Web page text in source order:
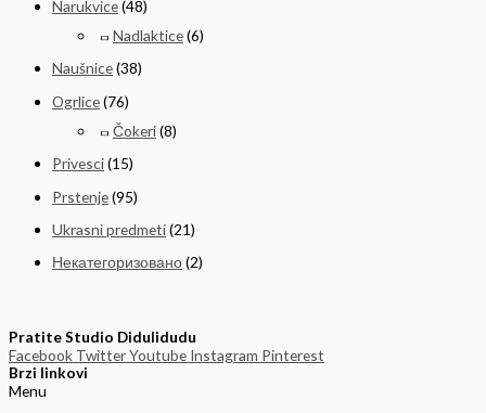
Narukvice(48)
Nadlaktice(6)
Naušnice(38)
Ogrlice(76)
Čokeri(8)
Privesci(15)
Prstenje(95)
Ukrasni predmeti(21)
Некатегоризовано(2)
Pratite Studio Didulidudu
Facebook TwitterYoutube Instagram Pinterest
Brzi linkovi
Menu